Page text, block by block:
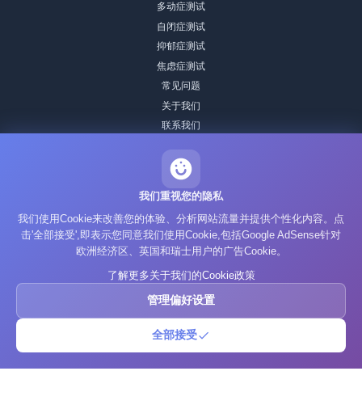
多动症测试
自闭症测试
抑郁症测试
焦虑症测试
常见问题
关于我们
联系我们
编辑标准
隐私政策
服务条款
Cookie政策
GDPR
© 2025 What's Your IQ. 保留所有权利。
我们重视您的隐私
我们使用Cookie来改善您的体验、分析网站流量并提供个性化内容。点
击'全部接受',即表示您同意我们使用Cookie,包括Google AdSense针对
欧洲经济区、英国和瑞士用户的广告Cookie。
了解更多关于我们的Cookie政策
管理偏好设置
全部接受